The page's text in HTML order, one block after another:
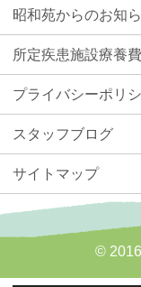
昭和苑からのお知
所定疾患施設療養
プライバシーポリ
スタッフブログ
サイトマップ
©